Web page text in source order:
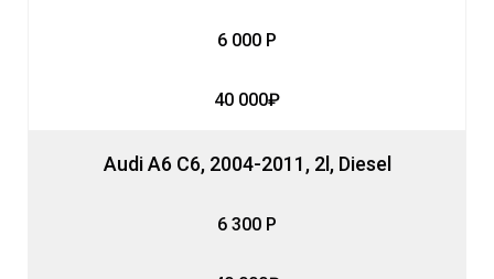
6 000 Р
40 000₽
Audi A6 C6, 2004-2011, 2l, Diesel
6 300 Р